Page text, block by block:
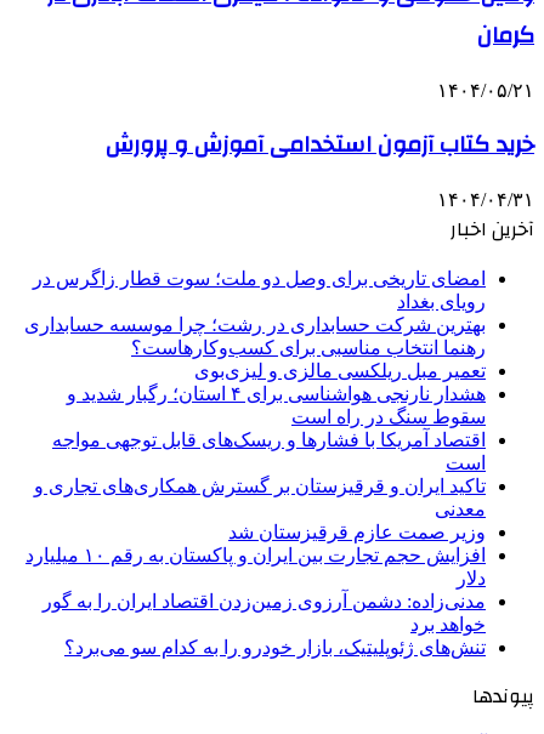
کرمان
۱۴۰۴/۰۵/۲۱
خرید کتاب آزمون استخدامی آموزش و پرورش
۱۴۰۴/۰۴/۳۱
آخرین اخبار
امضای تاریخی برای وصل دو ملت؛ سوت قطار زاگرس در
رویای بغداد
بهترین شرکت حسابداری در رشت؛ چرا موسسه حسابداری
رهنما انتخاب مناسبی برای کسب‌وکارهاست؟
تعمیر مبل ریلکسی مالزی و لیزی‌بوی
هشدار نارنجی هواشناسی برای ۴ استان؛ رگبار شدید و
سقوط سنگ در راه است
اقتصاد آمریکا با فشارها و ریسک‌های قابل توجهی مواجه
است
تاکید ایران و قرقیزستان بر گسترش همکاری‌های تجاری و
معدنی
وزیر صمت عازم قرقیزستان شد
افزایش حجم تجارت بین ایران و پاکستان به رقم ۱۰ میلیارد
دلار
مدنی‌زاده: دشمن آرزوی زمین‌زدن اقتصاد ایران را به گور
خواهد برد
تنش‌های ژئوپلیتیک، بازار خودرو را به کدام سو می‌برد؟
پیوندها